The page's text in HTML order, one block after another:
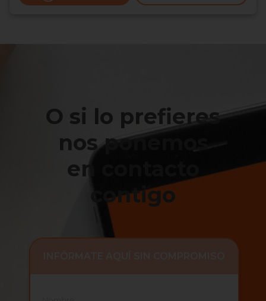
O si lo prefieres
nos ponemos
en contacto
contigo